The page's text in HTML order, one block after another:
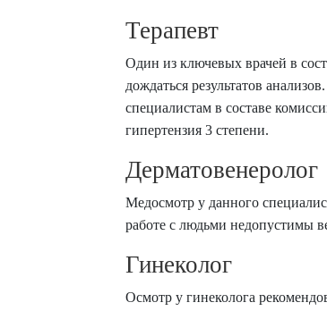
Терапевт
Один из ключевых врачей в
дождаться результатов
специалистам в составе
гипертензия 3 степени.
Дерматовенеролог
Медосмотр у данного
работе с людьми недопустимы
Гинеколог
Осмотр у гинеколога